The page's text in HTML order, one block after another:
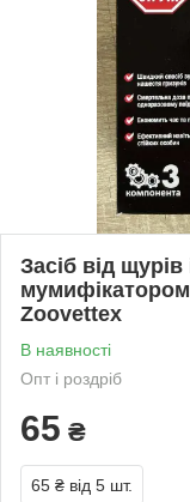
Засіб від
Zoovettex
В наявності
Опт і роздріб
65 ₴
65 ₴ від 5 шт.